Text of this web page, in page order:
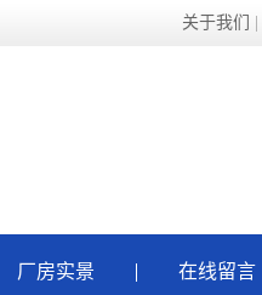
关于我们
厂房实景 在线留言